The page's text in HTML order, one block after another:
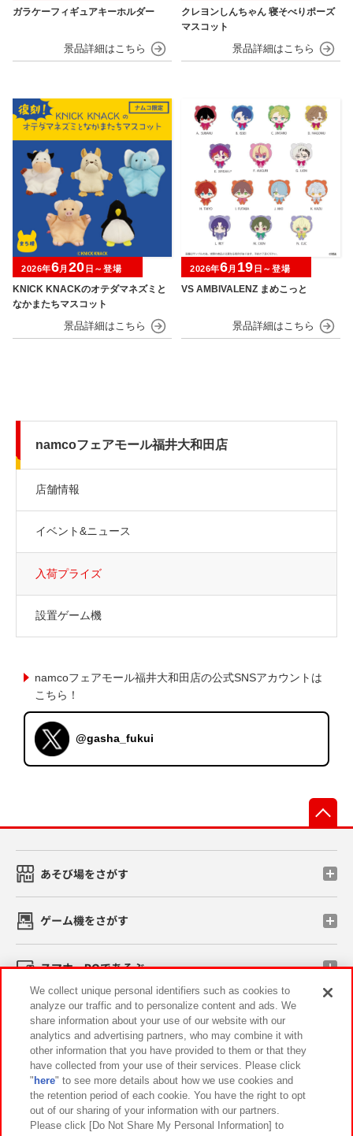
ガラケーフィギュアキーホルダー
クレヨンしんちゃん 寝そべりポーズ
マスコット
KNICK KNACKのオテダマネズミと
なかまたちマスコット
2026年6月 20 日～登場
VS AMBIVALENZ まめこっと
2026年6月 19 日～登場
namcoフェアモール福井大和田店
店舗情報
イベント&ニュース
入荷プライズ
設置ゲーム機
namcoフェアモール福井大和田店の公式SNSアカウントは
こちら！
@gasha_fukui
あそび場をさがす
ゲーム機をさがす
スマホ・PCであそぶ
イベント・キャンペーン
関連会社 サステナビリティ サイトポリシー
プライバシーポリシー ウェブアクセシビリティ方針と検証結果
We collect unique personal identifiers such as cookies to
analyze our traffic and to personalize content and ads. We
share information about your use of our website with our
analytics and advertising partners, who may combine it with
other information that you have provided to them or that they
have collected from your use of their services. Please click
" here" to see more details about how we use cookies and
the retention period of each cookie. You have the right to opt
out of our sharing of your information with our partners.
Please click [Do Not Share My Personal Information] to